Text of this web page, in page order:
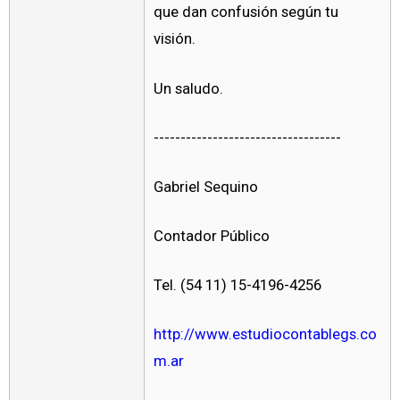
que dan confusión según tu
visión.
Un saludo.
-----------------------------------
Gabriel Sequino
Contador Público
Tel. (54 11) 15-4196-4256
http://www.estudiocontablegs.co
m.ar